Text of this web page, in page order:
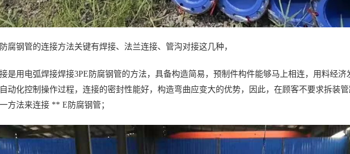
腐钢管的连接方法关键有焊接、法兰连接、管沟对接这几种，
是用电弧焊接焊接3PE防腐钢管的方法，具备构造简易，预制件构件能够马上相连，用料经
动化控制操作过程，连接的密封性能好，构造弯曲应变大的优势，因此，在顾客不要求拆装
方法来连接 ** E防腐钢管；